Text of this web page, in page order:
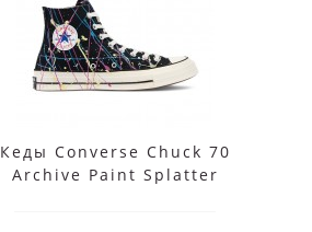
Кеды Converse Chuck 70
Archive Paint Splatter